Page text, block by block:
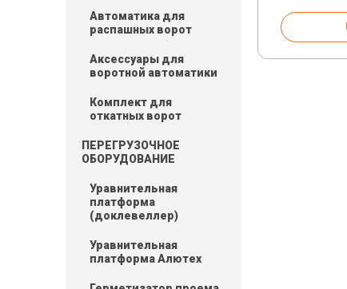
Автоматика для
распашных ворот
Аксессуары для
воротной автоматики
Комплект для
откатных ворот
ПЕРЕГРУЗОЧНОЕ
ОБОРУДОВАНИЕ
Уравнительная
платформа
(доклевеллер)
Уравнительная
платформа Алютех